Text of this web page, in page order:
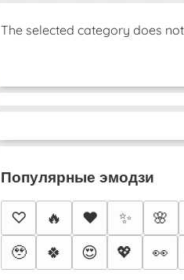
The selected category does
Популярные эмодзи
♡ 🔥 ❤️ ✨ 🌸
🥹
🍀 😍 💖 👀